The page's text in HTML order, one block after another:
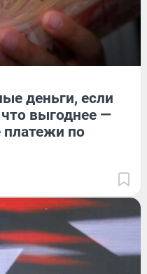
деньги, если
выгоднее —
платежи по